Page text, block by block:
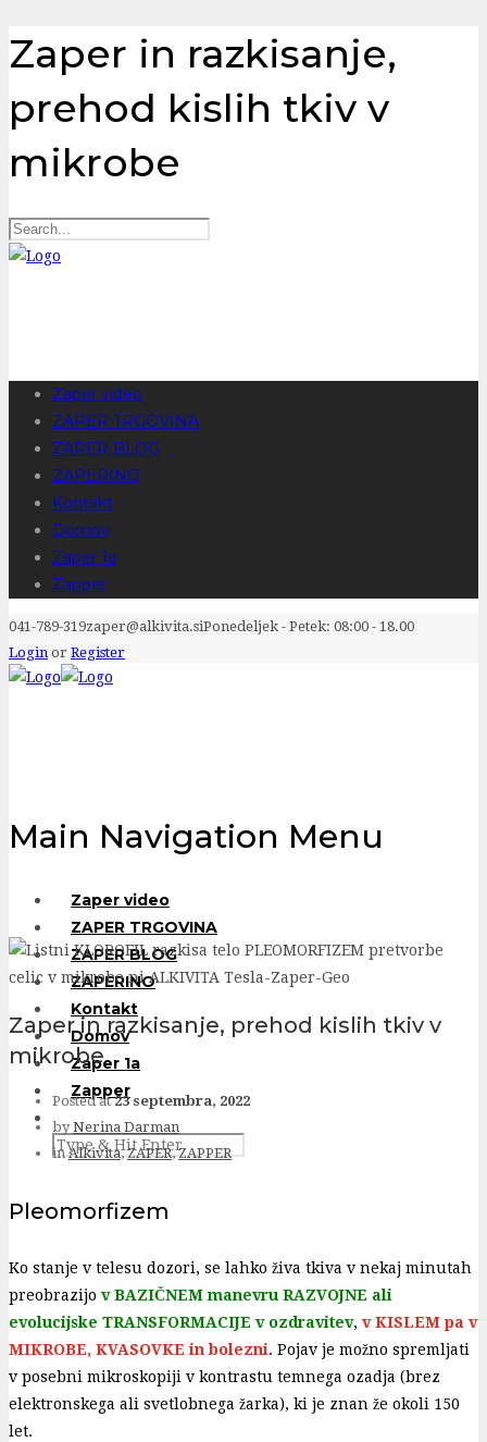
Zaper in razkisanje,
prehod kislih tkiv v
mikrobe
Zaper video
ZAPER TRGOVINA
ZAPER BLOG
ZAPERINO
Kontakt
Domov
Zaper 1a
Zapper
041-789-319zaper@alkivita.siPonedeljek - Petek: 08:00 - 18.00
Login or Register
Main Navigation Menu
Zaper video
ZAPER TRGOVINA
ZAPER BLOG
ZAPERINO
Kontakt
Domov
Zaper 1a
Zapper
Zaper in razkisanje, prehod kislih tkiv v
mikrobe
Posted at23 septembra, 2022
byNerina Darman
inAlkivita,ZAPER,ZAPPER
Pleomorfizem
Ko stanje v telesu dozori, se lahko živa tkiva v nekaj minutah
preobrazijo v BAZIČNEM manevru RAZVOJNE ali
evolucijske TRANSFORMACIJE v ozdravitev, v KISLEM pa v
MIKROBE, KVASOVKE in bolezni. Pojav je možno spremljati
v posebni mikroskopiji v kontrastu temnega ozadja (brez
elektronskega ali svetlobnega žarka), ki je znan že okoli 150
let.